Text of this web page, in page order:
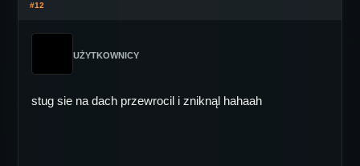
#12
UŻYTKOWNICY
stug sie na dach przewrocil i zniknąl hahaah